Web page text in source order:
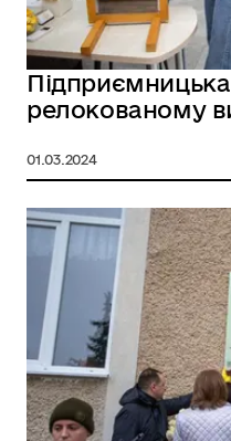
релокованому
01.03.2024